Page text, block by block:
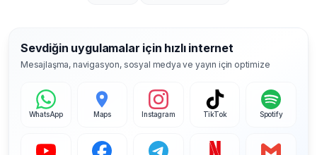
Sevdiğin uygulamalar için hızlı internet
Mesajlaşma, navigasyon, sosyal medya ve yayın için optimize
WhatsApp Maps Instagram TikTok Spotify